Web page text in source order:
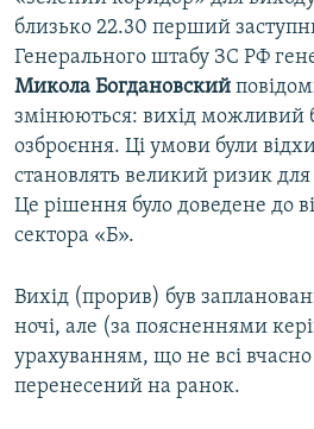
близько 22.30 перший
Генерального штабу ЗС РФ
Микола Богдановский
змінюються: вихід можливий
озброєння. Ці умови були
становлять великий ризик
Це рішення було доведене до
сектора «Б».
Вихід (прорив) був
ночі, але (за поясненнями
урахуванням, що не всі вчасно
перенесений на ранок.